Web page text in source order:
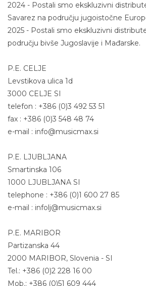
2024 - Postali smo ekskluzivni
Savarez na području jugoistočne
2025 - Postali smo ekskluzivni
području bivše Jugoslavije i Mađarske.
P.E. CELJE
Levstikova ulica 1d
3000 CELJE SI
telefon : +386 (0)3 492 53 51
fax : +386 (0)3 548 48 74
e-mail : info@musicmax.si
P.E. LJUBLJANA
Smartinska 106
1000 LJUBLJANA SI
telephone : +386 (0)1 600 27 85
e-mail : infolj@musicmax.si
P.E. MARIBOR
Partizanska 44
2000 MARIBOR, Slovenia - SI
Tel.: +386 (0)2 228 16 00
Mob.: +386 (0)51 609 444